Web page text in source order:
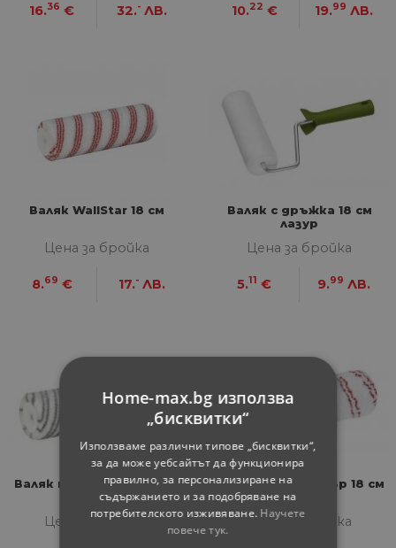
16.36 € 32.- ЛВ. 10.22 € 19.99 ЛВ.
Валяк WallStar 18 см
Цена за бройка
8.69 € 17.- ЛВ.
Валяк с дръжка 18 см
лазур
Цена за бройка
5.11 € 9.99 ЛВ.
Валяк полиестер 18 см х
12 мм
Цена за бройка
Валяк микрофибър 18 см
8 мм
Цена за бройка
Home-max.bg използва
„бисквитки“
Използваме различни типове „бисквитки“,
за да може уебсайтът да функционира
правилно, за персонализиране на
съдържанието и за подобряване на
потребителското изживяване. Научете
повече тук.